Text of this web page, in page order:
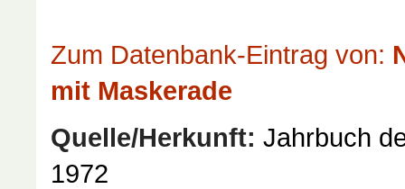
Zum Datenbank-Eintrag von:
mit Maskerade
Quelle/Herkunft: Jahrbuch
1972